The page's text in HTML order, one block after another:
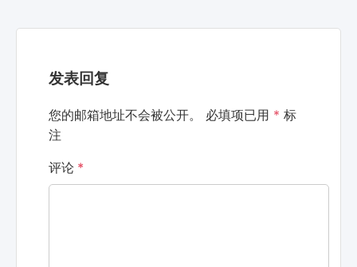
发表回复
您的邮箱地址不会被公开。 必填项已用 * 标
注
评论 *